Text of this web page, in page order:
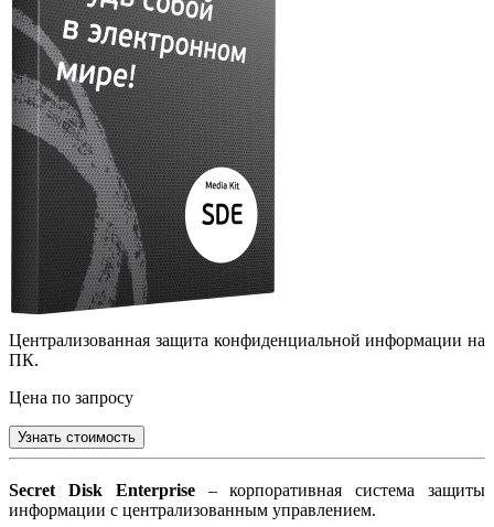
Централизованная защита конфиденциальной информации на
ПК.
Цена по запросу
Узнать стоимость
Secret Disk Enterprise– корпоративная система защиты
информации с централизованным управлением.